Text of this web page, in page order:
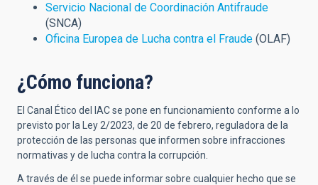
Servicio Nacional de Coordinación Antifraude
(SNCA)
Oficina Europea de Lucha contra el Fraude (OLAF)
¿Cómo funciona?
El Canal Ético del IAC se pone en funcionamiento conforme a lo
previsto por la Ley 2/2023, de 20 de febrero, reguladora de la
protección de las personas que informen sobre infracciones
normativas y de lucha contra la corrupción.
A través de él se puede informar sobre cualquier hecho que se